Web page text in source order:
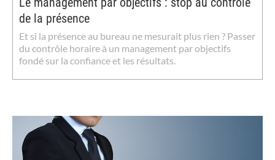
de la présence
Et si la présence au bureau ne mesurait plus rien ? Passer
du contrôle horaire à un management par objectifs
fondé sur la confiance et les résultats.